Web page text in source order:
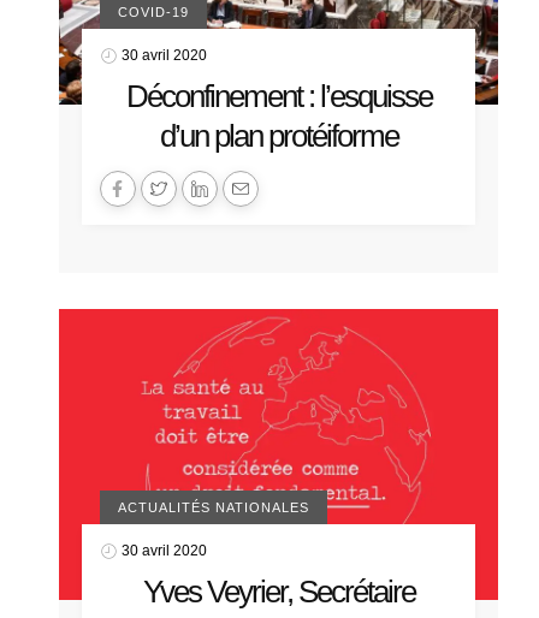
COVID-19
30 avril 2020
Déconfinement : l’esquisse
d’un plan protéiforme
ACTUALITÉS NATIONALES
30 avril 2020
Yves Veyrier, Secrétaire